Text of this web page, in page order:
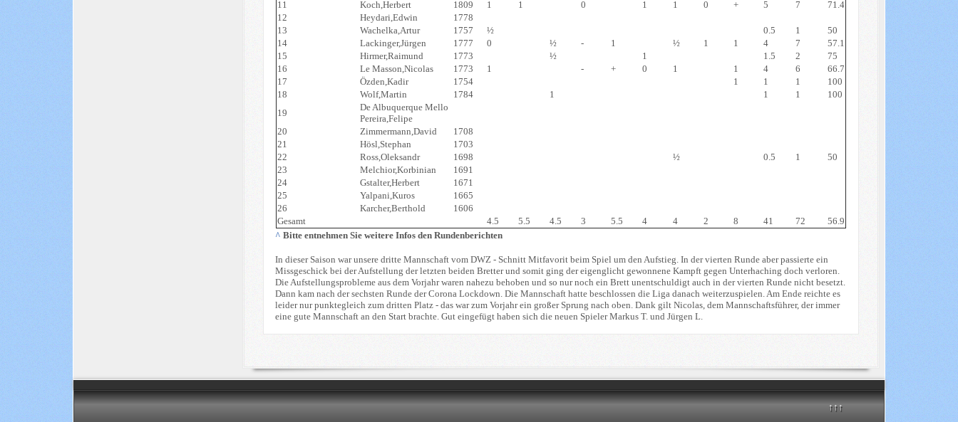
↑↑↑
11
Koch,Herbert 1809 1 1 0 1 1 0 + 5 7
71.4
12
Heydari,Edwin
1778
13
Wachelka,Artur 1757 ½ 0.5 1
50
14
Lackinger,Jürgen 1777 0 ½ - 1 ½ 1 1 4 7
57.1
15
Hirmer,Raimund 1773 ½ 1 1.5 2
75
16
Le Masson,Nicolas 1773 1 - + 0 1 1 4 6
66.7
17
Özden,Kadir 1754 1 1 1
100
18
Wolf,Martin 1784 1 1 1
100
19
De Albuquerque Mello
Pereira,Felipe
20
Zimmermann,David
1708
21
Hösl,Stephan
1703
22
Ross,Oleksandr 1698 ½ 0.5 1
50
23
Melchior,Korbinian
1691
24
Gstalter,Herbert
1671
25
Yalpani,Kuros
1665
26
Karcher,Berthold
1606
Gesamt
4.5 5.5 4.5 3 5.5 4 4 2 8 41 72
56.9
^Bitte entnehmen Sie weitere Infos den Rundenberichten
In dieser Saison war unsere dritte Mannschaft vom DWZ - Schnitt Mitfavorit beim Spiel um den Aufstieg. In der vierten Runde aber passierte ein
Missgeschick bei der Aufstellung der letzten beiden Bretter und somit ging der eigenglicht gewonnene Kampft gegen Unterhaching doch verloren.
Die Aufstellungsprobleme aus dem Vorjahr waren nahezu behoben und so nur noch ein Brett unentschuldigt auch in der vierten Runde nicht besetzt.
Dann kam nach der sechsten Runde der Corona Lockdown. Die Mannschaft hatte beschlossen die Liga danach weiterzuspielen. Am Ende reichte es
leider nur punktegleich zum dritten Platz - das war zum Vorjahr ein großer Sprung nach oben. Dank gilt Nicolas, dem Mannschaftsführer, der immer
eine gute Mannschaft an den Start brachte. Gut eingefügt haben sich die neuen Spieler Markus T. und Jürgen L.